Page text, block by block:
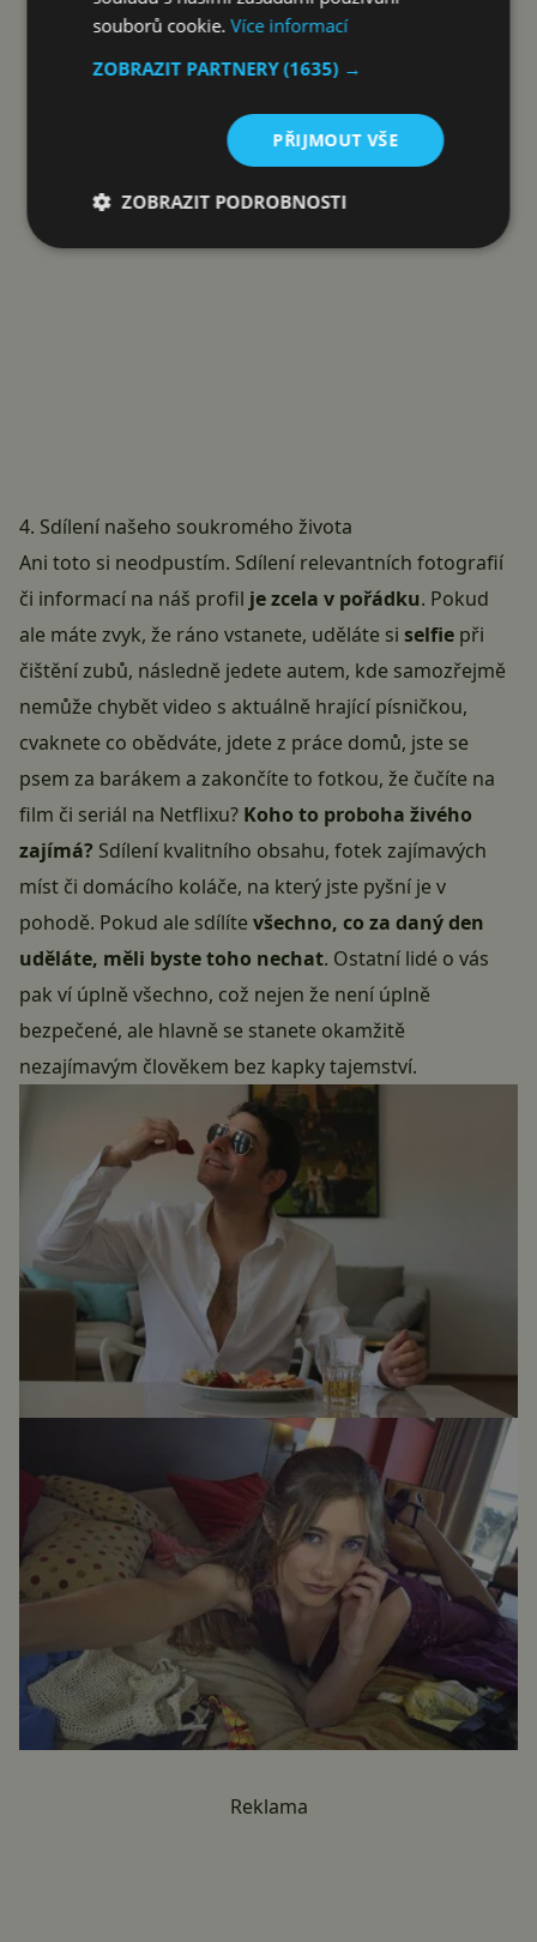
Reklama
4. Sdílení našeho soukromého života
Ani toto si neodpustím. Sdílení relevantních fotografií
či informací na náš profil je zcela v pořádku. Pokud
ale máte zvyk, že ráno vstanete, uděláte si selfie při
čištění zubů, následně jedete autem, kde samozřejmě
nemůže chybět video s aktuálně hrající písničkou,
cvaknete co obědváte, jdete z práce domů, jste se
psem za barákem a zakončíte to fotkou, že čučíte na
film či seriál na Netflixu? Koho to proboha živého
zajímá? Sdílení kvalitního obsahu, fotek zajímavých
míst či domácího koláče, na který jste pyšní je v
pohodě. Pokud ale sdílítevšechno, co za daný den
uděláte, měli byste toho nechat. Ostatní lidé o vás
pak ví úplně všechno, což nejen že není úplně
bezpečené, ale hlavně se stanete okamžitě
nezajímavým člověkem bez kapky tajemství.
Reklama
souborů cookie.Více informací
ZOBRAZIT PARTNERY(1635) →
PŘIJMOUT VŠE
ZOBRAZIT PODROBNOSTI